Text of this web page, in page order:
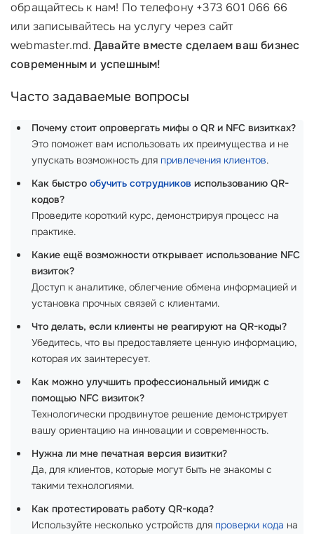
обращайтесь к нам! По телефону +373 601 066 66
или записывайтесь на услугу через сайт
webmaster.md. Давайте вместе сделаем ваш бизнес
современным и успешным!
Часто задаваемые вопросы
Почему стоит опровергать мифы о QR и NFC визитках?
Это поможет вам использовать их преимущества и не
упускать возможность для привлечения клиентов.
Как быстро обучить сотрудников использованию QR-
кодов?
Проведите короткий курс, демонстрируя процесс на
практике.
Какие ещё возможности открывает использование NFC
визиток?
Доступ к аналитике, облегчение обмена информацией и
установка прочных связей с клиентами.
Что делать, если клиенты не реагируют на QR-коды?
Убедитесь, что вы предоставляете ценную информацию,
которая их заинтересует.
Как можно улучшить профессиональный имидж с
помощью NFC визиток?
Технологически продвинутое решение демонстрирует
вашу ориентацию на инновации и современность.
Нужна ли мне печатная версия визитки?
Да, для клиентов, которые могут быть не знакомы с
такими технологиями.
Как протестировать работу QR-кода?
Используйте несколько устройств для проверки кода на